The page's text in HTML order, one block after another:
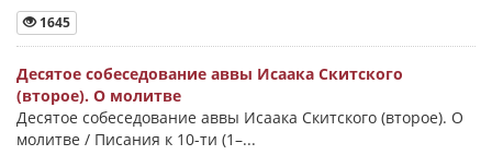
1645
Десятое собеседование аввы Исаака Скитского
(второе). О молитве
Десятое собеседование аввы Исаака Скитского (второе). О
молитве / Писания к 10-ти (1–...